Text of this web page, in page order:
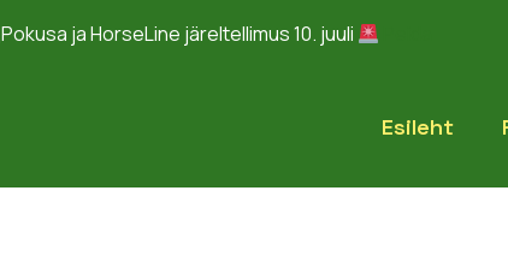
Pokusa ja HorseLine järeltellimus 10. juuli
Esileht